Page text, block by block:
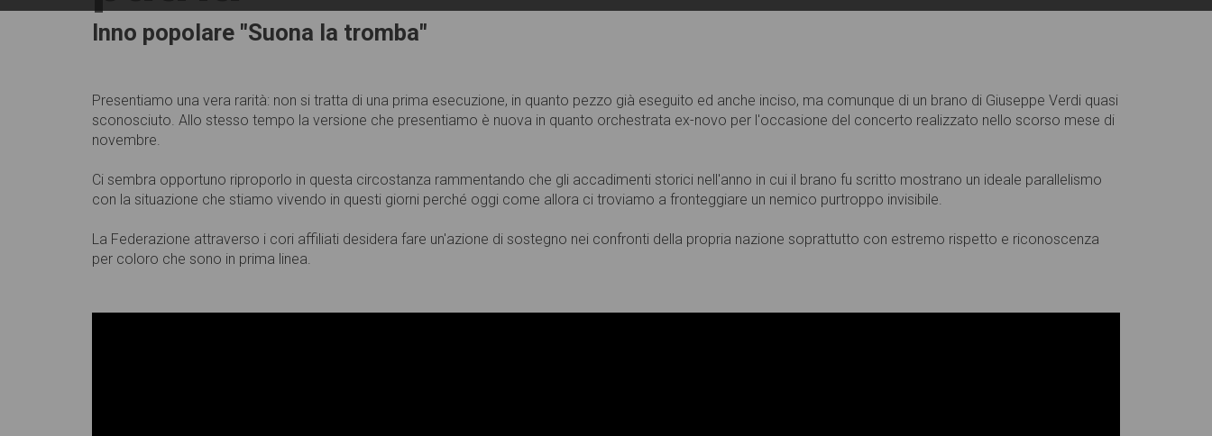
Inno popolare "Suona la tromba"
Presentiamo una vera rarità: non si tratta di una prima esecuzione, in quanto pezzo già eseguito ed anche inciso, ma comunque di un brano di Giuseppe Verdi quasi
sconosciuto. Allo stesso tempo la versione che presentiamo è nuova in quanto orchestrata ex-novo per l'occasione del concerto realizzato nello scorso mese di
novembre.
Ci sembra opportuno riproporlo in questa circostanza rammentando che gli accadimenti storici nell'anno in cui il brano fu scritto mostrano un ideale parallelismo
con la situazione che stiamo vivendo in questi giorni perché oggi come allora ci troviamo a fronteggiare un nemico purtroppo invisibile.
La Federazione attraverso i cori affiliati desidera fare un'azione di sostegno nei confronti della propria nazione soprattutto con estremo rispetto e riconoscenza
per coloro che sono in prima linea.